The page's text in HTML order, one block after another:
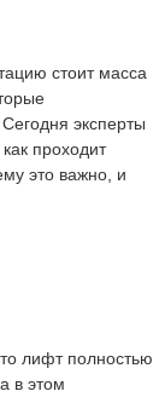
стоит масса
эксперты
проходит
это важно, и
лифт полностью
в этом